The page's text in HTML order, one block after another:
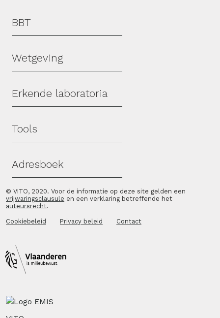
Hoofdmenu
BBT
Wetgeving
Erkende laboratoria
Tools
Adresboek
© VITO, 2020. Voor de informatie op deze site gelden een
vrijwaringsclausule en een verklaring betreffende het
auteursrecht.
Cookiebeleid Privacy beleid Contact